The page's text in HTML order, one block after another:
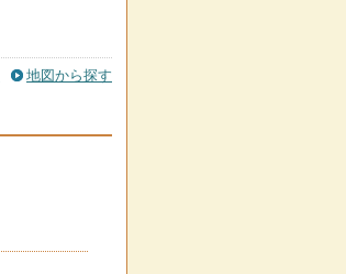
地図から探す